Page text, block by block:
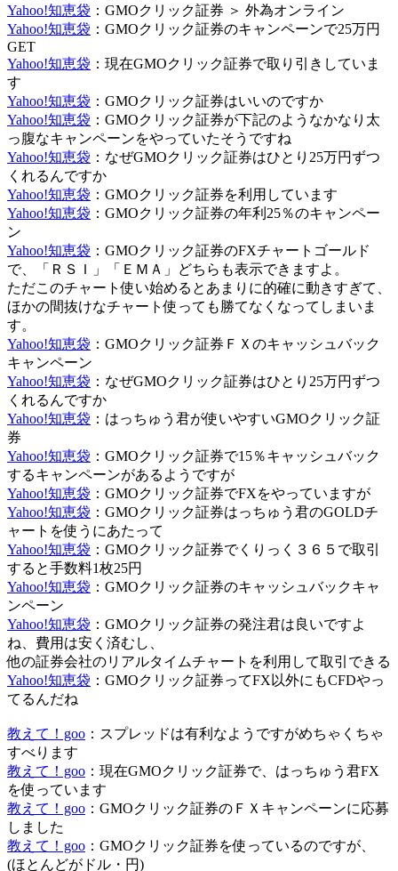
Yahoo!知恵袋 ：GMOクリック証券 ＞ 外為オンライン
Yahoo!知恵袋 ：GMOクリック証券のキャンペーンで25万円
GET
Yahoo!知恵袋 ：現在GMOクリック証券で取り引きしていま
す
Yahoo!知恵袋 ：GMOクリック証券はいいのですか
Yahoo!知恵袋 ：GMOクリック証券が下記のようなかなり太
っ腹なキャンペーンをやっていたそうですね
Yahoo!知恵袋 ：なぜGMOクリック証券はひとり25万円ずつ
くれるんですか
Yahoo!知恵袋 ：GMOクリック証券を利用しています
Yahoo!知恵袋 ：GMOクリック証券の年利25％のキャンペー
ン
Yahoo!知恵袋 ：GMOクリック証券のFXチャートゴールド
で、「ＲＳＩ」「ＥＭＡ」どちらも表示できますよ。
ただこのチャート使い始めるとあまりに的確に動きすぎて、
ほかの間抜けなチャート使っても勝てなくなってしまいま
す。
Yahoo!知恵袋 ：GMOクリック証券ＦＸのキャッシュバック
キャンペーン
Yahoo!知恵袋 ：なぜGMOクリック証券はひとり25万円ずつ
くれるんですか
Yahoo!知恵袋 ：はっちゅう君が使いやすいGMOクリック証
券
Yahoo!知恵袋 ：GMOクリック証券で15％キャッシュバック
するキャンペーンがあるようですが
Yahoo!知恵袋 ：GMOクリック証券でFXをやっていますが
Yahoo!知恵袋 ：GMOクリック証券はっちゅう君のGOLDチ
ャートを使うにあたって
Yahoo!知恵袋 ：GMOクリック証券でくりっく３６５で取引
すると手数料1枚25円
Yahoo!知恵袋 ：GMOクリック証券のキャッシュバックキャ
ンペーン
Yahoo!知恵袋 ：GMOクリック証券の発注君は良いですよ
ね、費用は安く済むし、
他の証券会社のリアルタイムチャートを利用して取引できる
Yahoo!知恵袋 ：GMOクリック証券ってFX以外にもCFDやっ
てるんだね
教えて！goo ：スプレッドは有利なようですがめちゃくちゃ
すべります
教えて！goo ：現在GMOクリック証券で、はっちゅう君FX
を使っています
教えて！goo ：GMOクリック証券のＦＸキャンペーンに応募
しました
教えて！goo ：GMOクリック証券を使っているのですが、
(ほとんどがドル・円)